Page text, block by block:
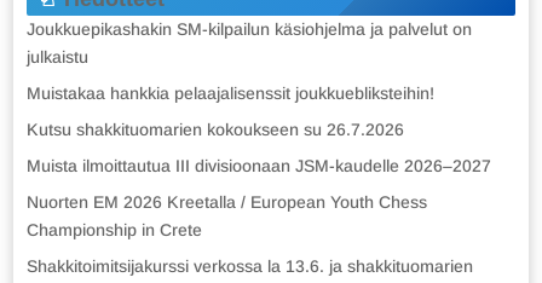
Joukkuepikashakin SM-kilpailun käsiohjelma ja palvelut on
julkaistu
Muistakaa hankkia pelaajalisenssit joukkuebliksteihin!
Kutsu shakkituomarien kokoukseen su 26.7.2026
Muista ilmoittautua III divisioonaan JSM-kaudelle 2026–2027
Nuorten EM 2026 Kreetalla / European Youth Chess
Championship in Crete
Shakkitoimitsijakurssi verkossa la 13.6. ja shakkituomarien